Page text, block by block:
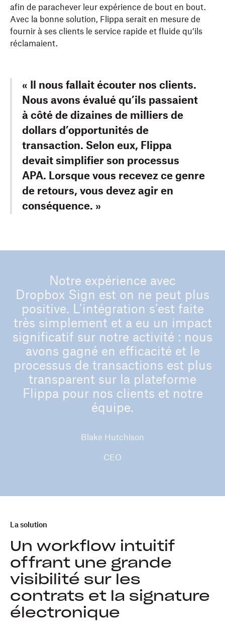
afin de parachever leur expérience de bout en bout.
Avec la bonne solution, Flippa serait en mesure de
fournir à ses clients le service rapide et fluide qu’ils
réclamaient.
« Il nous fallait écouter nos clients.
Nous avons évalué qu’ils passaient
à côté de dizaines de milliers de
dollars d’opportunités de
transaction. Selon eux, Flippa
devait simplifier son processus
APA. Lorsque vous recevez ce genre
de retours, vous devez agir en
conséquence. »
Notre expérience avec
Dropbox Sign est on ne peut plus
positive. L’intégration s’est faite
très simplement et a eu un impact
significatif sur notre activité : nous
avons gagné en efficacité et le
processus de transactions est plus
transparent sur la plateforme
Flippa pour nos clients et notre
équipe.
Blake Hutchison
CEO
La solution
Un workflow intuitif
offrant une grande
visibilité sur les
contrats et la signature
électronique